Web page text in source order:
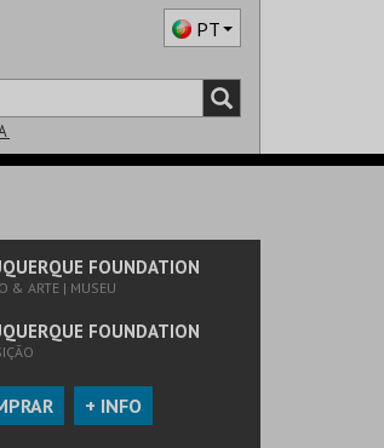
PT
FOUNDATION
& ARTE | MUSEU
FOUNDATION
+ INFO